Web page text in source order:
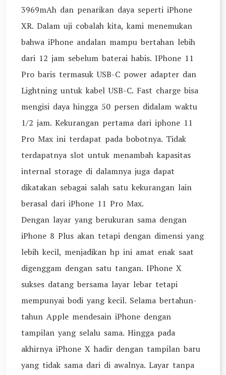
3969mAh dan penarikan daya seperti iPhone
XR. Dalam uji cobalah kita, kami menemukan
bahwa iPhone andalan mampu bertahan lebih
dari 12 jam sebelum baterai habis. IPhone 11
Pro baris termasuk USB-C power adapter dan
Lightning untuk kabel USB-C. Fast charge bisa
mengisi daya hingga 50 persen didalam waktu
1/2 jam. Kekurangan pertama dari iphone 11
Pro Max ini terdapat pada bobotnya. Tidak
terdapatnya slot untuk menambah kapasitas
internal storage di dalamnya juga dapat
dikatakan sebagai salah satu kekurangan lain
berasal dari iPhone 11 Pro Max.
Dengan layar yang berukuran sama dengan
iPhone 8 Plus akan tetapi dengan dimensi yang
lebih kecil, menjadikan hp ini amat enak saat
digenggam dengan satu tangan. IPhone X
sukses datang bersama layar lebar tetapi
mempunyai bodi yang kecil. Selama bertahun-
tahun Apple mendesain iPhone dengan
tampilan yang selalu sama. Hingga pada
akhirnya iPhone X hadir dengan tampilan baru
yang tidak sama dari di awalnya. Layar tanpa